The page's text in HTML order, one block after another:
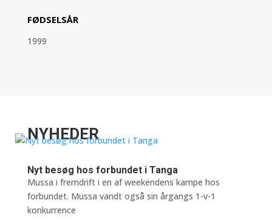
FØDSELSÅR
1999
NYHEDER
Nyt besøg hos forbundet i Tanga
Mussa i fremdrift i en af weekendens kampe hos
forbundet. Mussa vandt også sin årgangs 1-v-1
konkurrence